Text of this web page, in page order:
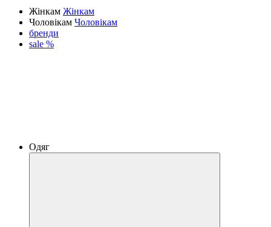
Жінкам Жінкам
Чоловікам Чоловікам
бренди
sale %
Одяг